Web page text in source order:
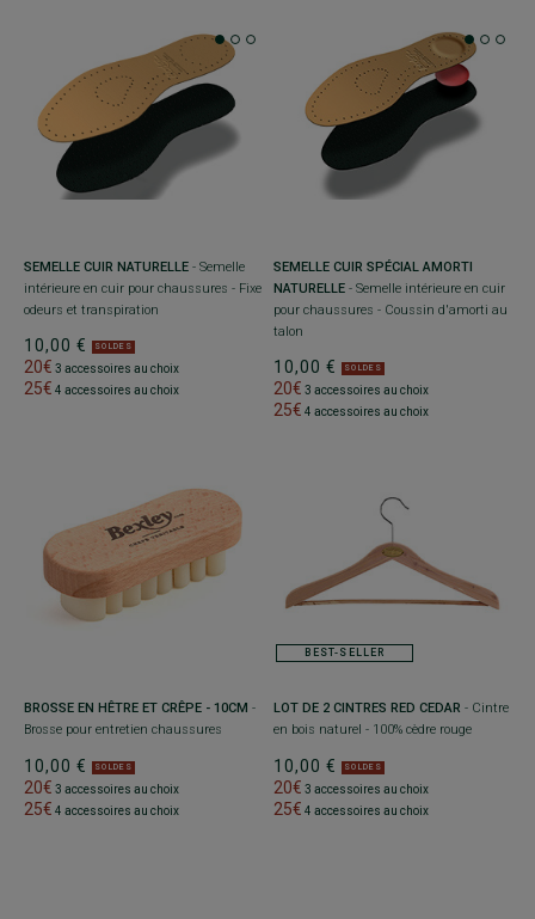
SEMELLE CUIR NATURELLE - Semelle
intérieure en cuir pour chaussures - Fixe
odeurs et transpiration
10,00 € SOLDES
20€ 3 accessoires au choix
25€ 4 accessoires au choix
SEMELLE CUIR SPÉCIAL AMORTI
NATURELLE - Semelle intérieure en cuir
pour chaussures - Coussin d'amorti au
talon
10,00 € SOLDES
20€ 3 accessoires au choix
25€ 4 accessoires au choix
BROSSE EN HÊTRE ET CRÊPE - 10CM -
Brosse pour entretien chaussures
10,00 € SOLDES
20€ 3 accessoires au choix
25€ 4 accessoires au choix
BEST-SELLER
LOT DE 2 CINTRES RED CEDAR - Cintre
en bois naturel - 100% cèdre rouge
10,00 € SOLDES
20€ 3 accessoires au choix
25€ 4 accessoires au choix